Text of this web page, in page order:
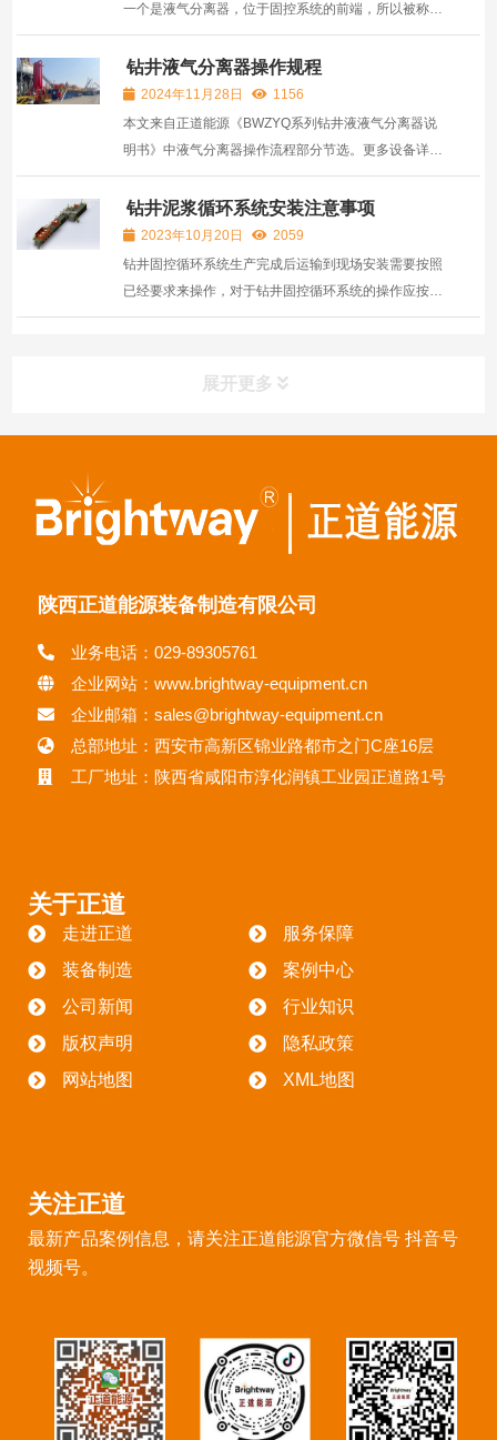
一个是液气分离器，位于固控系统的前端，所以被称为
钻井液一级除气设备。另一个是真空除气器，位于固控
系统中泥浆振动筛之后，又被称为钻井液二级除气设
备。而这两者除气设备在工作原理，设备用途，应用领
域，设备...
钻井液气分离器操作规程
2024年11月28日
1156
本文来自正道能源《BWZYQ系列钻井液液气分离器说
明书》中液气分离器操作流程部分节选。更多设备详细
操作说明可，可参考《BWZYQ系列钻井液液气分离器
说明书》。本操作规程旨在规范钻井液气分离器的使用
和维护，确保钻井作业的安全性和效率，防止环境污
染，保障作业人...
钻井泥浆循环系统安装注意事项
2023年10月20日
2059
钻井固控循环系统生产完成后运输到现场安装需要按照
已经要求来操作，对于钻井固控循环系统的操作应按照
以下几个方面要求。
展开更多
陕西正道能源装备制造有限公司
业务电话：029-89305761
企业网站：www.brightway-equipment.cn
企业邮箱：sales@brightway-equipment.cn
总部地址：西安市高新区锦业路都市之门C座16层
工厂地址：陕西省咸阳市淳化润镇工业园正道路1号
关于正道
走进正道
服务保障
装备制造
案例中心
公司新闻
行业知识
版权声明
隐私政策
网站地图
XML地图
关注正道
最新产品案例信息，请关注正道能源官方微信号 抖音号
视频号。